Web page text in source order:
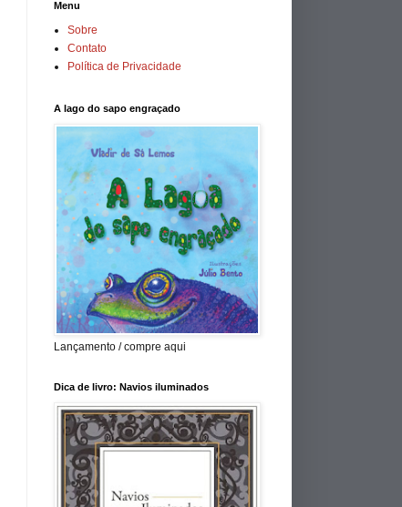
Menu
Sobre
Contato
Política de Privacidade
A lago do sapo engraçado
Lançamento / compre aqui
Dica de livro: Navios iluminados